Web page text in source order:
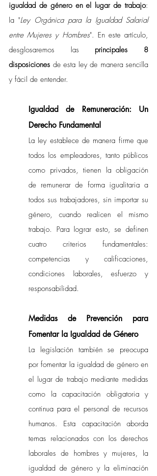
igualdad de género en el lugar de trabajo:
la "Ley Orgánica para la Igualdad Salarial
entre Mujeres y Hombres". En este artículo,
desglosaremos las principales 8
disposiciones de esta ley de manera sencilla
y fácil de entender.
Igualdad de Remuneración: Un
Derecho Fundamental
La ley establece de manera firme que
todos los empleadores, tanto públicos
como privados, tienen la obligación
de remunerar de forma igualitaria a
todos sus trabajadores, sin importar su
género, cuando realicen el mismo
trabajo. Para lograr esto, se definen
cuatro criterios fundamentales:
competencias y calificaciones,
condiciones laborales, esfuerzo y
responsabilidad.
Medidas de Prevención para
Fomentar la Igualdad de Género
La legislación también se preocupa
por fomentar la igualdad de género en
el lugar de trabajo mediante medidas
como la capacitación obligatoria y
continua para el personal de recursos
humanos. Esta capacitación aborda
temas relacionados con los derechos
laborales de hombres y mujeres, la
igualdad de género y la eliminación